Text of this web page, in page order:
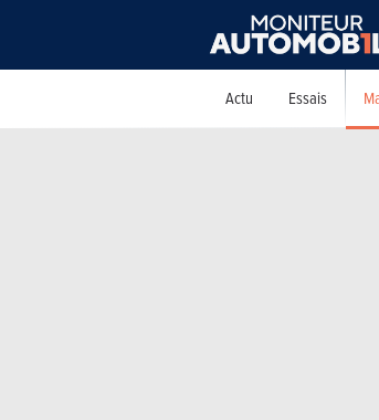
Actu Essais